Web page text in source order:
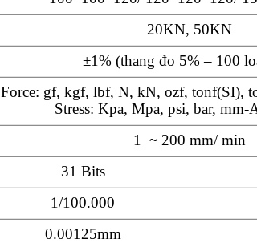
20KN, 50KN
±1% (thang đo 5% – 100
Force: gf, kgf, lbf, N, kN, ozf, tonf(SI),
Stress: Kpa, Mpa, psi, bar,
1 ~ 200 mm/ min
31 Bits
1/100.000
0.00125mm